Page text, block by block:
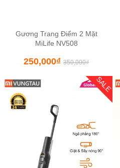
Gương Trang Điểm 2 Mặt
MiLife NV508
250,000₫ 350,000₫
SALE